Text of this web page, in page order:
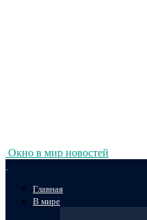
Окно в мир новостей
Главная
В мире